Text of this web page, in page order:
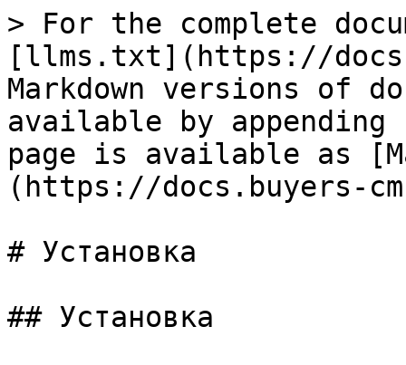
> For the complete
[llms.txt](https://
Markdown versions of
available by
page is available as
(https://docs.buyers-
# Установка
## Установка